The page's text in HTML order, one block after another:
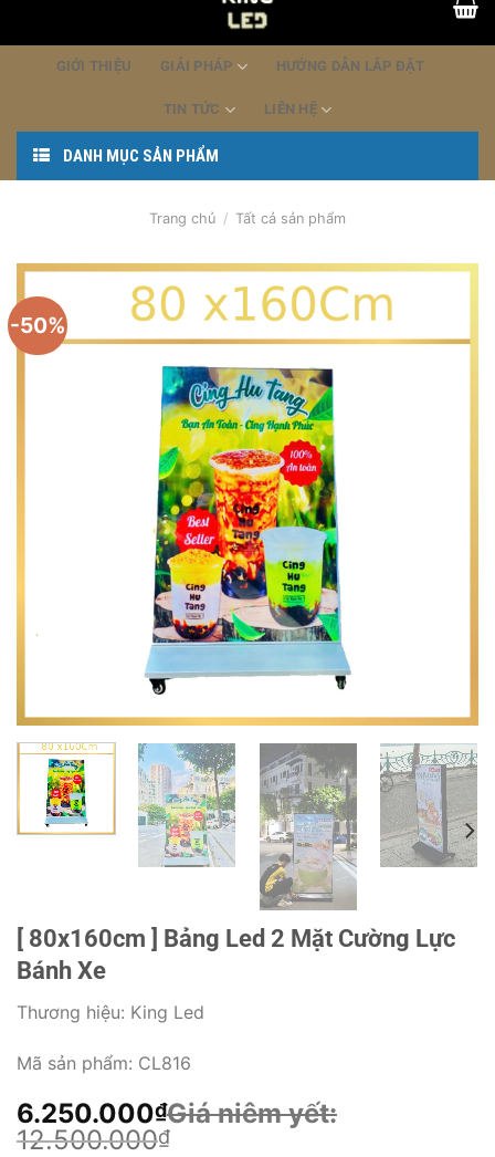
GIỚI THIỆU GIẢI PHÁP HƯỚNG DẪN LẮP ĐẶT
TIN TỨC LIÊN HỆ
DANH MỤC SẢN PHẨM
Trang chủ / Tất cả sản phẩm
-50%
[ 80x160cm ] Bảng Led 2 Mặt Cường Lực
Bánh Xe
Thương hiệu: King Led
Mã sản phẩm: CL816
6.250.000₫Giá niêm yết:
12.500.000₫